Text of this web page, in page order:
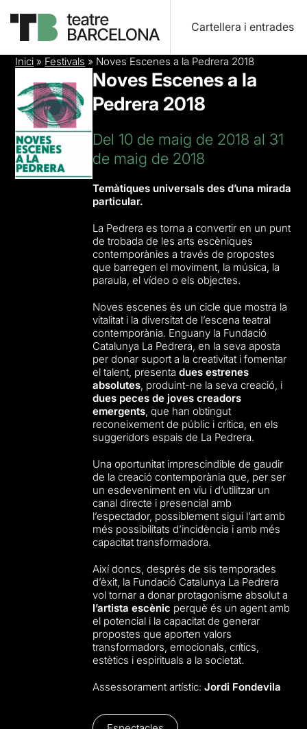
Cartellera i entrades
Inici » Festivals » Noves Escenes a la Pedrera 2018
Noves Escenes a la
Pedrera 2018
Del 10 de maig de 2018 al 31
de maig de 2018
Temàtiques universals des d’una mirada
particular.
La Pedrera es torna a convertir en un punt
de trobada de les arts escèniques
contemporànies a través de propostes
que barregen el moviment, la música, la
paraula, el vídeo o els objectes.
Noves escenes és un cicle que mostra la
vitalitat i la diversitat de l’escena teatral
contemporània. Enguany la Fundació
Catalunya La Pedrera, en la seva aposta
per donar suport a la creativitat i fomentar
el talent, presentadues estrenes
absolutes, produint-ne la seva creació, i
dues peces de joves creadors
emergents, que han obtingut
reconeixement de públic i crítica, en els
suggeridors espais de La Pedrera.
Una oportunitat imprescindible de gaudir
de la creació contemporània que, per ser
un esdeveniment en viu i d’utilitzar un
canal directe i presencial amb
l’espectador, possiblement sigui l’art amb
més possibilitats d’incidència i amb més
capacitat transformadora.
Així doncs, després de sis temporades
d’èxit, la Fundació Catalunya La Pedrera
vol tornar a donar protagonisme absolut a
l’artista escènic perquè és un agent amb
el potencial i la capacitat de generar
propostes que aporten valors
transformadors, emocionals, crítics,
estètics i espirituals a la societat.
Assessorament artístic:Jordi Fondevila